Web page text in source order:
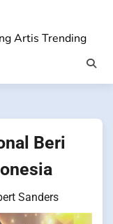
Artis Trending
Beri
Sanders